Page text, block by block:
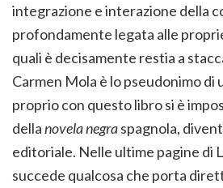
integrazione e interazione della
profondamente legata alle
quali è decisamente restia a
Carmen Mola è lo pseudonimo di
proprio con questo libro si è
dellanovela negraspagnola,
editoriale. Nelle ultime pagine di
succede qualcosa che porta